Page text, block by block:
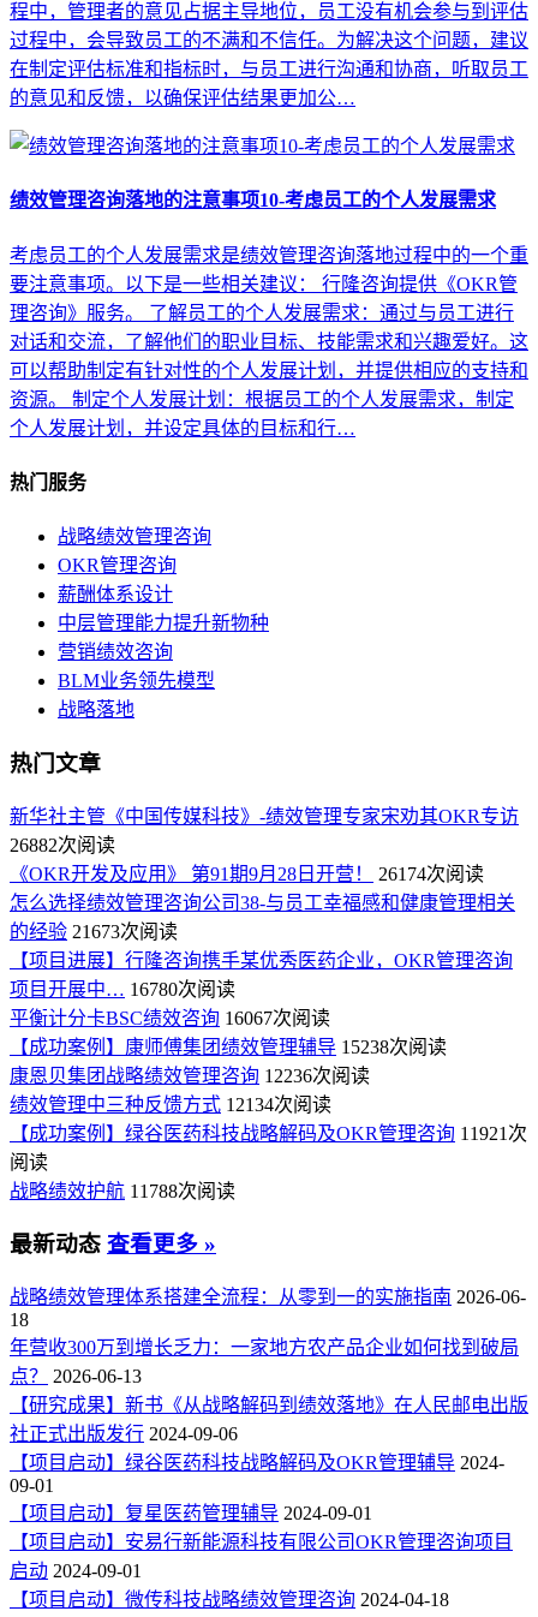
程中，管理者的意见占据主导地位，员工没有机会参与到评估
过程中，会导致员工的不满和不信任。为解决这个问题，建议
在制定评估标准和指标时，与员工进行沟通和协商，听取员工
的意见和反馈，以确保评估结果更加公…
绩效管理咨询落地的注意事项10-考虑员工的个人发展需求
考虑员工的个人发展需求是绩效管理咨询落地过程中的一个重
要注意事项。以下是一些相关建议： 行隆咨询提供《OKR管
理咨询》服务。 了解员工的个人发展需求：通过与员工进行
对话和交流，了解他们的职业目标、技能需求和兴趣爱好。这
可以帮助制定有针对性的个人发展计划，并提供相应的支持和
资源。 制定个人发展计划：根据员工的个人发展需求，制定
个人发展计划，并设定具体的目标和行…
热门服务
战略绩效管理咨询
OKR管理咨询
薪酬体系设计
中层管理能力提升新物种
营销绩效咨询
BLM业务领先模型
战略落地
热门文章
新华社主管《中国传媒科技》-绩效管理专家宋劝其OKR专访
26882次阅读
《OKR开发及应用》 第91期9月28日开营！
26174次阅读
怎么选择绩效管理咨询公司38-与员工幸福感和健康管理相关
的经验 21673次阅读
【项目进展】行隆咨询携手某优秀医药企业，OKR管理咨询
项目开展中… 16780次阅读
平衡计分卡BSC绩效咨询 16067次阅读
【成功案例】康师傅集团绩效管理辅导 15238次阅读
康恩贝集团战略绩效管理咨询 12236次阅读
绩效管理中三种反馈方式 12134次阅读
【成功案例】绿谷医药科技战略解码及OKR管理咨询 11921次
阅读
战略绩效护航 11788次阅读
最新动态 查看更多 »
战略绩效管理体系搭建全流程：从零到一的实施指南 2026-06-
18
年营收300万到增长乏力：一家地方农产品企业如何找到破局
点？
2026-06-13
【研究成果】新书《从战略解码到绩效落地》在人民邮电出版
社正式出版发行 2024-09-06
【项目启动】绿谷医药科技战略解码及OKR管理辅导 2024-
09-01
【项目启动】复星医药管理辅导 2024-09-01
【项目启动】安易行新能源科技有限公司OKR管理咨询项目
启动 2024-09-01
【项目启动】微传科技战略绩效管理咨询 2024-04-18